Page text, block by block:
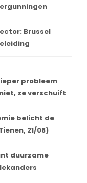
Brussel
probleem
ze verschuift
belicht de
21/08)
duurzame